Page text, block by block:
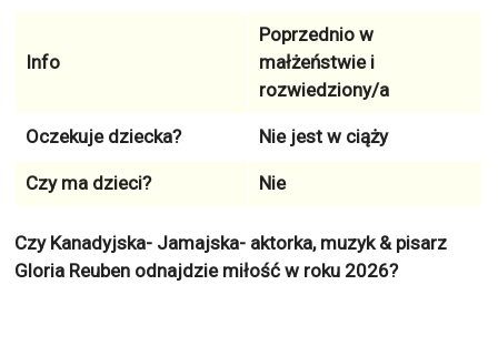
Info
Poprzednio w
małżeństwie i
rozwiedziony/a
Oczekuje dziecka? Nie jest w ciąży
Czy ma dzieci? Nie
Czy Kanadyjska- Jamajska- aktorka, muzyk & pisarz
Gloria Reuben odnajdzie miłość w roku 2026?